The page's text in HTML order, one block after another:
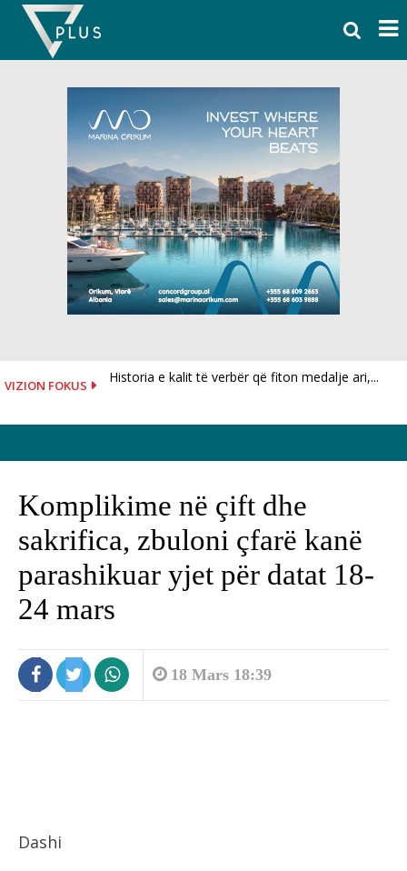
Skip
content
VIZION FOKUS Historia e kalit të verbër që fiton medalje ari,...
Komplikime në çift dhe
sakrifica, zbuloni çfarë kanë
parashikuar yjet për datat 18-
24 mars
18 Mars 18:39
Dashi